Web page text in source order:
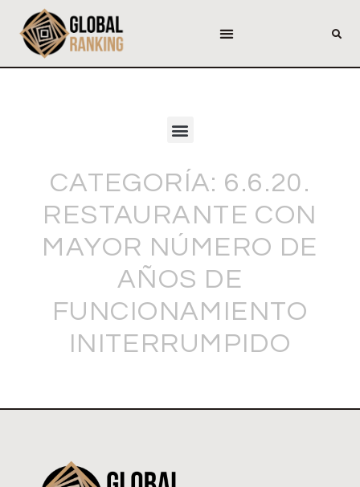
CATEGORÍA: 6.6.20.
RESTAURANTE CON
MAYOR NÚMERO DE
AÑOS DE
FUNCIONAMIENTO
INITERRUMPIDO